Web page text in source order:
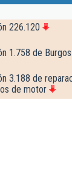
226.120
1.758 de Burgos
3.188 de
de motor